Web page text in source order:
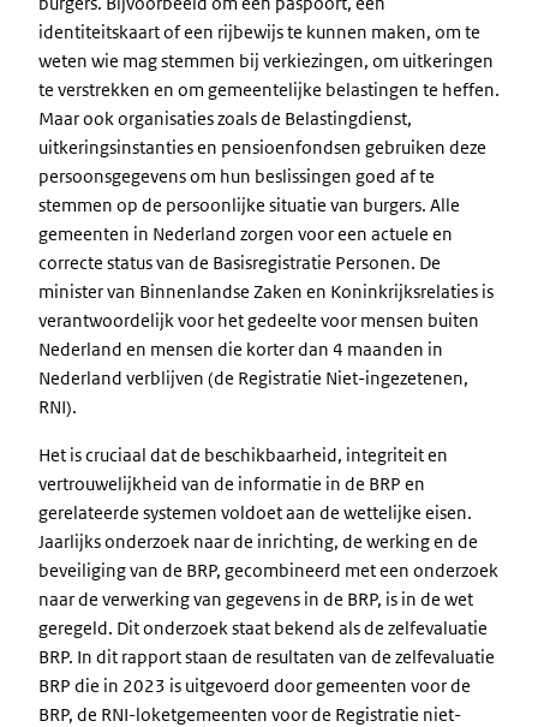
identiteitskaart of een rijbewijs te kunnen maken, om te
weten wie mag stemmen bij verkiezingen, om uitkeringen
te verstrekken en om gemeentelijke belastingen te heffen.
Maar ook organisaties zoals de Belastingdienst,
uitkeringsinstanties en pensioenfondsen gebruiken deze
persoonsgegevens om hun beslissingen goed af te
stemmen op de persoonlijke situatie van burgers. Alle
gemeenten in Nederland zorgen voor een actuele en
correcte status van de Basisregistratie Personen. De
minister van Binnenlandse Zaken en Koninkrijksrelaties is
verantwoordelijk voor het gedeelte voor mensen buiten
Nederland en mensen die korter dan 4 maanden in
Nederland verblijven (de Registratie Niet-ingezetenen,
RNI).
Het is cruciaal dat de beschikbaarheid, integriteit en
vertrouwelijkheid van de informatie in de BRP en
gerelateerde systemen voldoet aan de wettelijke eisen.
Jaarlijks onderzoek naar de inrichting, de werking en de
beveiliging van de BRP, gecombineerd met een onderzoek
naar de verwerking van gegevens in de BRP, is in de wet
geregeld. Dit onderzoek staat bekend als de zelfevaluatie
BRP. In dit rapport staan de resultaten van de zelfevaluatie
BRP die in 2023 is uitgevoerd door gemeenten voor de
BRP, de RNI-loketgemeenten voor de Registratie niet-